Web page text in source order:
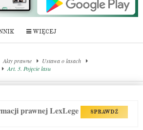
WIĘCEJ
Akty prawne
Ustawa o lasach
Art. 3. Pojęcie lasu
prawnej LexLege SPRAWDŹ